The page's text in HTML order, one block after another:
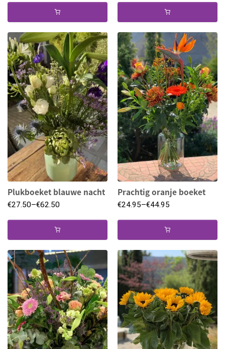
Plukboeket blauwe nacht
€27.50–€62.50
Prachtig oranje boeket
€24.95–€44.95